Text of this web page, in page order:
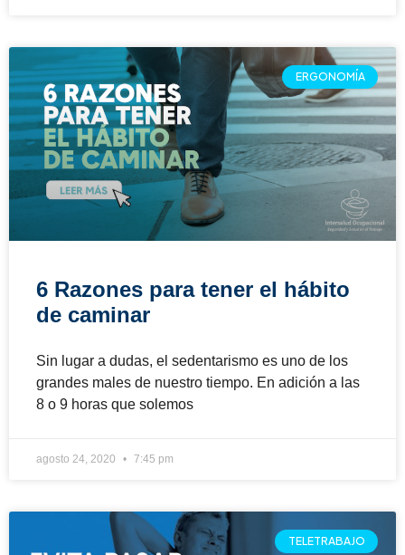
ERGONOMÍA
6 Razones para tener el hábito
de caminar
Sin lugar a dudas, el sedentarismo es uno de los
grandes males de nuestro tiempo. En adición a las
8 o 9 horas que solemos
agosto 24, 2020 7:45 pm
TELETRABAJO